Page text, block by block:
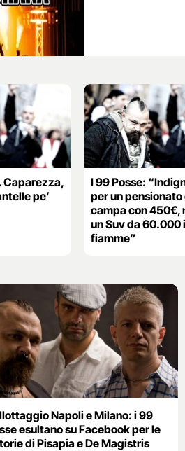
Caparezza,
pe’
I 99 Posse:
per un pensionato
campa con 450€,
un Suv da 60.000
fiamme”
Napoli e Milano: i 99
esultano su Facebook per le
di Pisapia e De Magistris